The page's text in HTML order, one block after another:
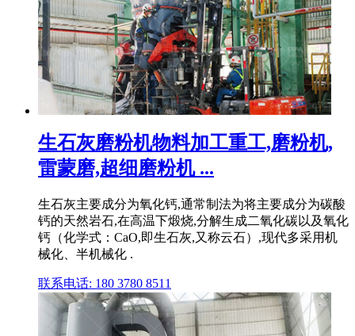
生石灰磨粉机物料加工重工,磨粉机,
雷蒙磨,超细磨粉机 ...
生石灰主要成分为氧化钙,通常制法为将主要成分为碳酸
钙的天然岩石,在高温下煅烧,分解生成二氧化碳以及氧化
钙（化学式：CaO,即生石灰,又称云石）,现代多采用机
械化、半机械化 .
联系电话: 180 3780 8511